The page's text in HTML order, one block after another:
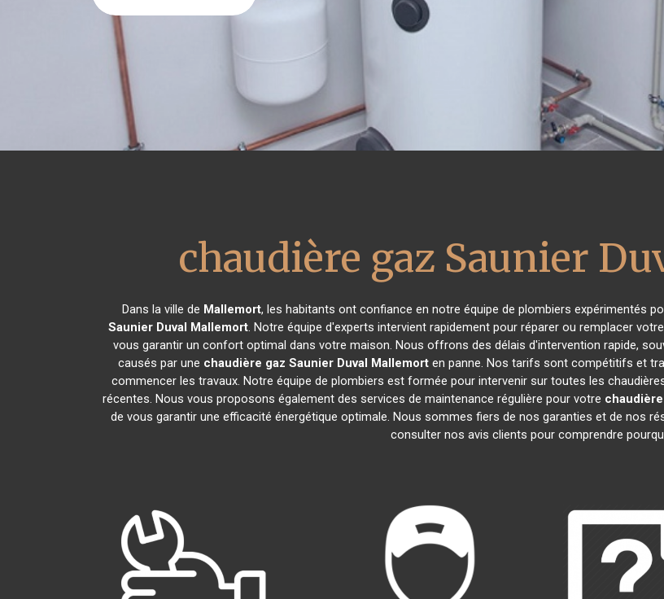
chaudière gaz Saunier
Dans la ville de Mallemort, les habitants ont confiance en notre équipe de plombiers expérimentés
Saunier Duval Mallemort. Notre équipe d'experts intervient rapidement pour réparer ou remplacer votre
vous garantir un confort optimal dans votre maison. Nous offrons des délais d'intervention rapide,
causés par une chaudière gaz Saunier Duval Mallemorten panne. Nos tarifs sont compétitifs et
commencer les travaux. Notre équipe de plombiers est formée pour intervenir sur toutes les
récentes. Nous vous proposons également des services de maintenance régulière pour votre
de vous garantir une efficacité énergétique optimale. Nous sommes fiers de nos garanties et de nos
consulter nos avis clients pour comprendre